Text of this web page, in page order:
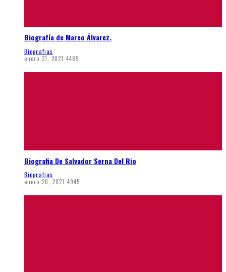
Biografía de Marco Álvarez.
Biografias
enero 31, 2021 4489
Biografia De Salvador Serna Del Rio
Biografias
enero 20, 2021 4945